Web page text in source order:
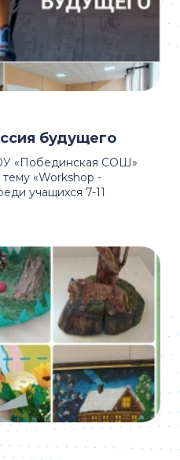
«Побединская СОШ»
«Workshop -
учащихся 7-11
будущего